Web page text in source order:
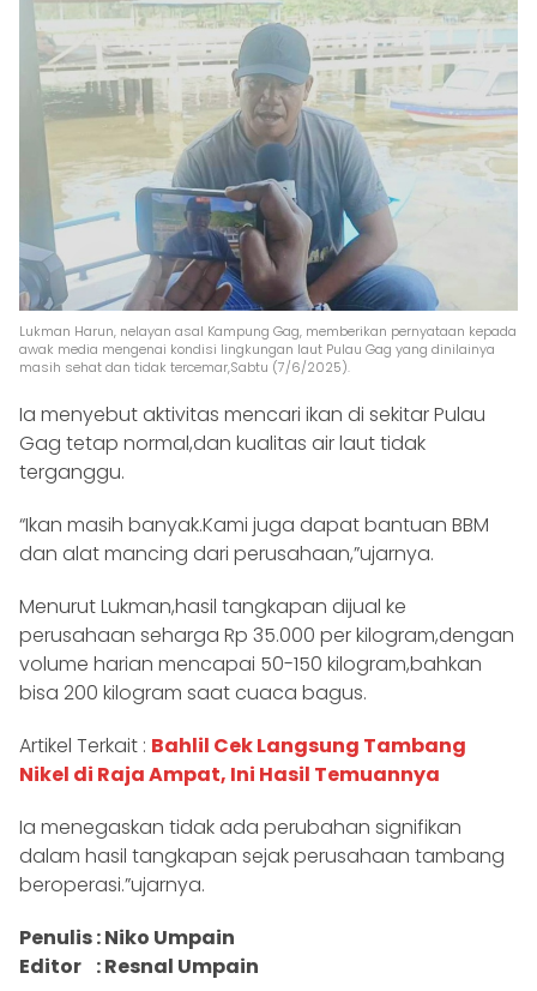
Lukman Harun, nelayan asal Kampung Gag, memberikan pernyataan kepada
awak media mengenai kondisi lingkungan laut Pulau Gag yang dinilainya
masih sehat dan tidak tercemar,Sabtu (7/6/2025).
Ia menyebut aktivitas mencari ikan di sekitar Pulau
Gag tetap normal,dan kualitas air laut tidak
terganggu.
“Ikan masih banyak.Kami juga dapat bantuan BBM
dan alat mancing dari perusahaan,”ujarnya.
Menurut Lukman,hasil tangkapan dijual ke
perusahaan seharga Rp 35.000 per kilogram,dengan
volume harian mencapai 50-150 kilogram,bahkan
bisa 200 kilogram saat cuaca bagus.
Artikel Terkait : Bahlil Cek Langsung Tambang
Nikel di Raja Ampat, Ini Hasil Temuannya
Ia menegaskan tidak ada perubahan signifikan
dalam hasil tangkapan sejak perusahaan tambang
beroperasi.”ujarnya.
Penulis : Niko Umpain
Editor : Resnal Umpain